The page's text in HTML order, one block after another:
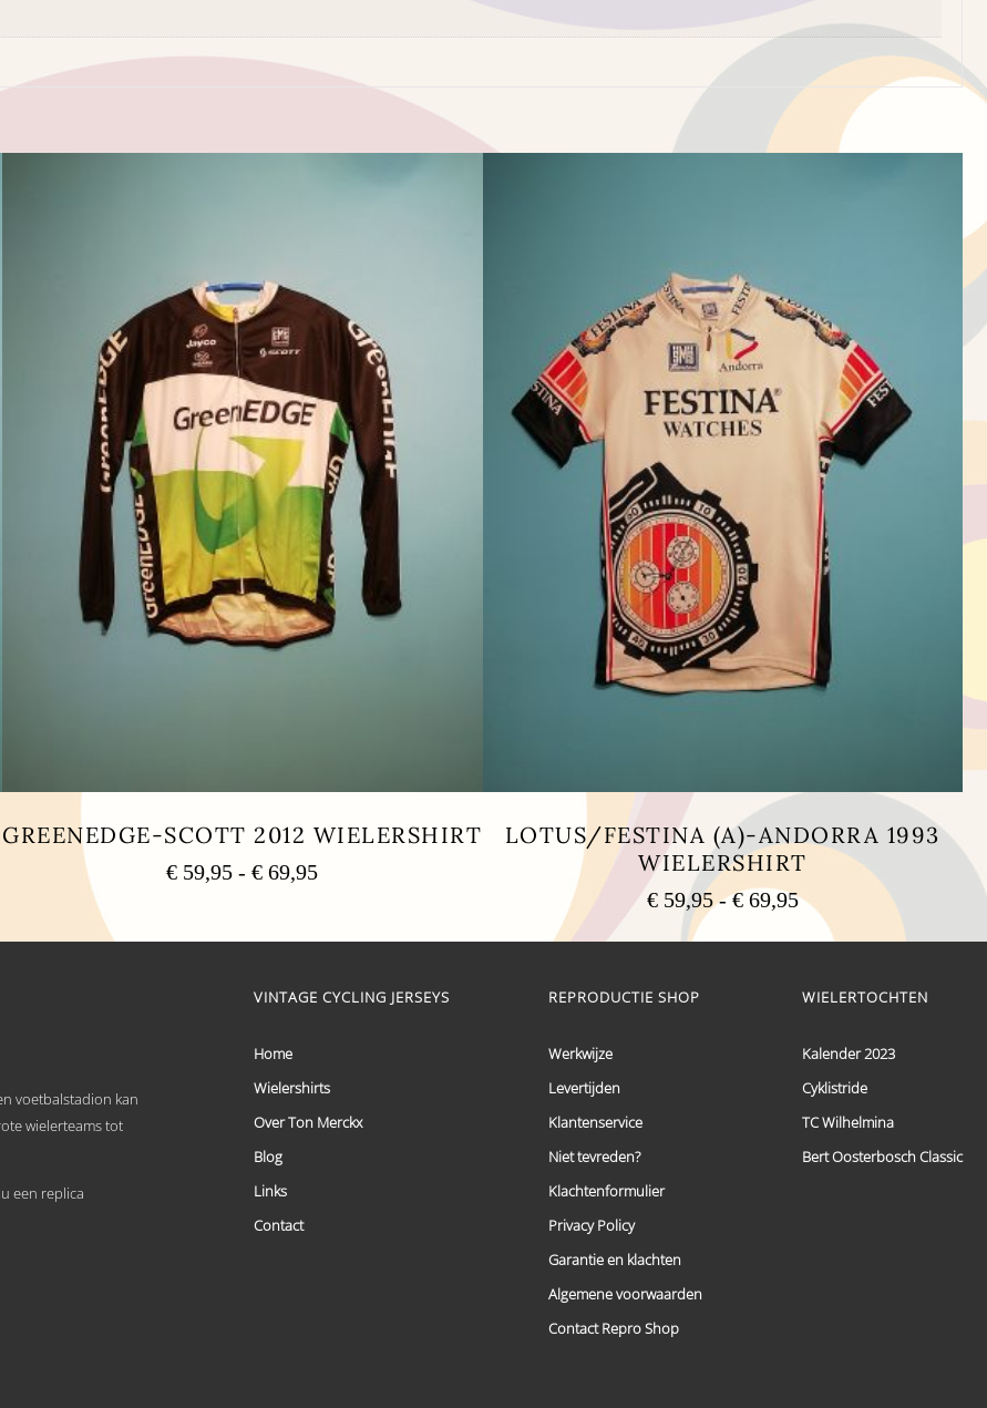
GREENEDGE-SCOTT 2012 WIELERSHIRT
€ 59,95 - € 69,95Prijsklasse:
€ 69,95
heeft
Deze
kan
gekozen
worden
de
LOTUS/FESTINA (A)-ANDORRA 1993
WIELERSHIRT
€59,95 - €69,95Prijsklasse:
€ 59,95
tot
voetbalstadion kan
wielerteams tot
een replica
VINTAGE CYCLING JERSEYS
Home
Wielershirts
Over Ton Merckx
Blog
Links
Contact
REPRODUCTIE SHOP
Werkwijze
Levertijden
Klantenservice
Niet tevreden?
Klachtenformulier
Privacy Policy
Garantie en klachten
Algemene voorwaarden
Contact Repro Shop
WIELERTOCHTEN
Kalender 2023
Cyklistride
TC Wilhelmina
Bert Oosterbosch Classic